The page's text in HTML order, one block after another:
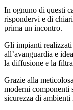
In ognuno di questi
rispondervi e di
prima un incontro.
Gli impianti
all’avanguardia e
la diffusione e la
Grazie alla
moderni componenti
sicurezza di